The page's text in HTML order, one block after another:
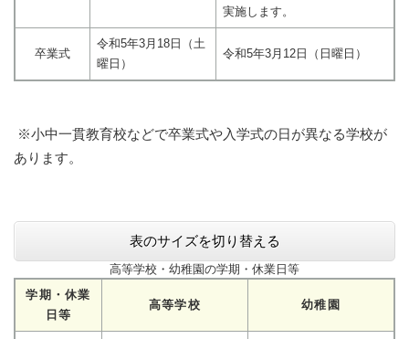
実施します。
卒業式
令和5年3月18日（土
曜日）
令和5年3月12日（日曜日）
※小中一貫教育校などで卒業式や入学式の日が異なる学校が
あります。
表のサイズを切り替える
高等学校・幼稚園の学期・休業日等
学期・休業
日等
高等学校 幼稚園